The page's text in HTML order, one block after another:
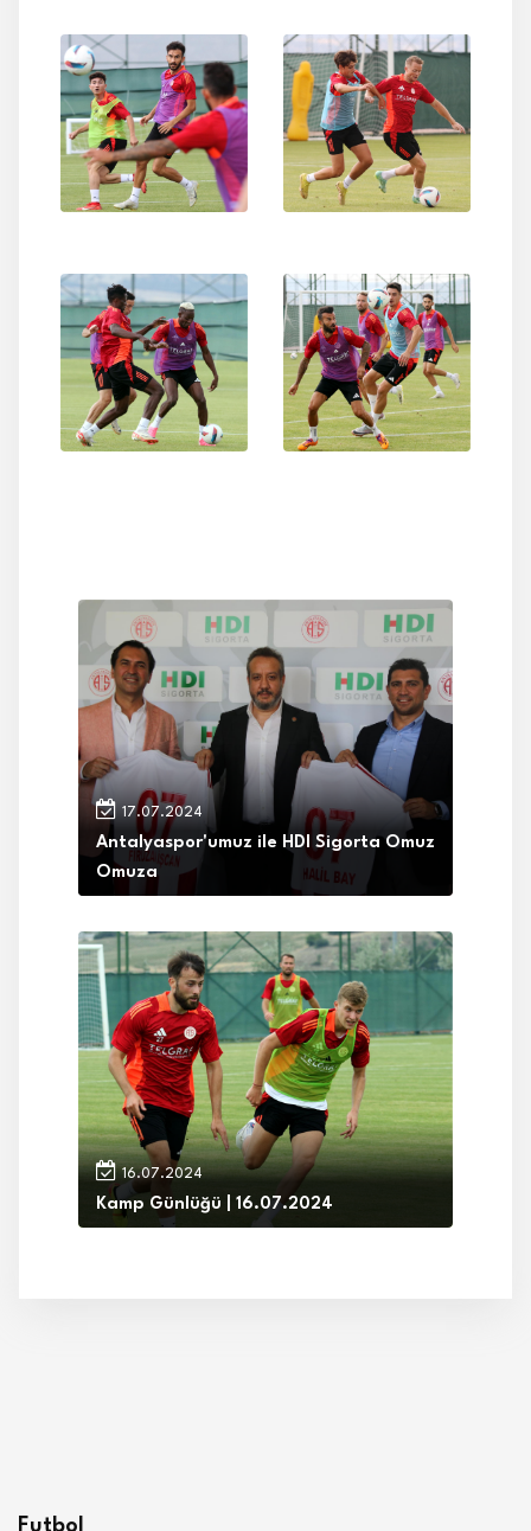
17.07.2024
Antalyaspor'umuz ile HDI Sigorta Omuz
Omuza
16.07.2024
Kamp Günlüğü | 16.07.2024